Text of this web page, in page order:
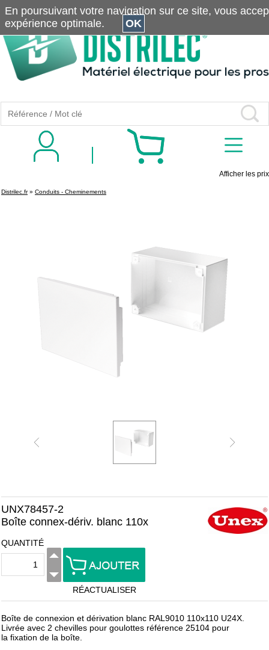
Afficher les prix
Distrilec.fr» Conduits - Cheminements
UNX78457-2
Boîte connex-dériv. blanc 110x
QUANTITÉ
RÉACTUALISER
Boîte de connexion et dérivation blanc RAL9010 110x110 U24X.
Livrée avec 2 chevilles pour goulottes référence 25104 pour
la fixation de la boîte.
En poursuivant votre navigation sur ce site, vous
expérience optimale.
OK